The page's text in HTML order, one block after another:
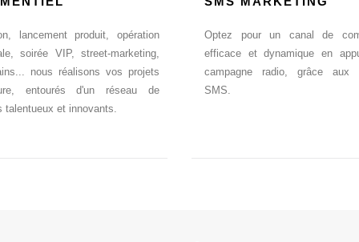
lancement produit, opération
soirée VIP, street-marketing,
nous réalisons vos projets
entourés d'un réseau de
talentueux et innovants.
Optez pour un canal de
efficace et dynamique en
campagne radio, grâce aux
SMS.